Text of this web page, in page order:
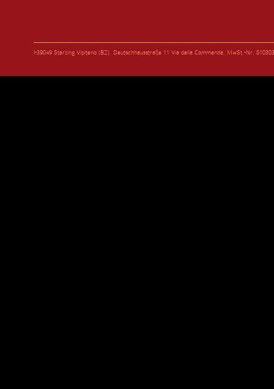
I-39049 Sterzing Vipiteno (BZ), Deutschhausstraße 11 Via della Commenda, MwSt.-Nr.